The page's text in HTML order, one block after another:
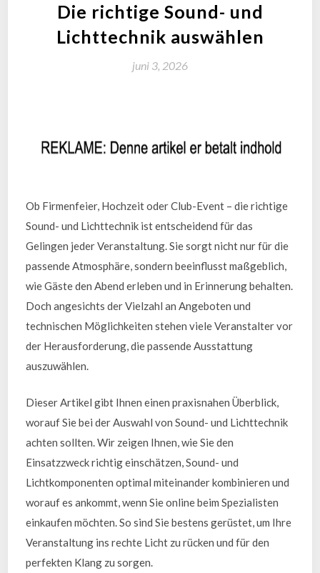
Die richtige Sound- und
Lichttechnik auswählen
juni 3, 2026
Ob Firmenfeier, Hochzeit oder Club-Event – die richtige
Sound- und Lichttechnik ist entscheidend für das
Gelingen jeder Veranstaltung. Sie sorgt nicht nur für die
passende Atmosphäre, sondern beeinflusst maßgeblich,
wie Gäste den Abend erleben und in Erinnerung behalten.
Doch angesichts der Vielzahl an Angeboten und
technischen Möglichkeiten stehen viele Veranstalter vor
der Herausforderung, die passende Ausstattung
auszuwählen.
Dieser Artikel gibt Ihnen einen praxisnahen Überblick,
worauf Sie bei der Auswahl von Sound- und Lichttechnik
achten sollten. Wir zeigen Ihnen, wie Sie den
Einsatzzweck richtig einschätzen, Sound- und
Lichtkomponenten optimal miteinander kombinieren und
worauf es ankommt, wenn Sie online beim Spezialisten
einkaufen möchten. So sind Sie bestens gerüstet, um Ihre
Veranstaltung ins rechte Licht zu rücken und für den
perfekten Klang zu sorgen.